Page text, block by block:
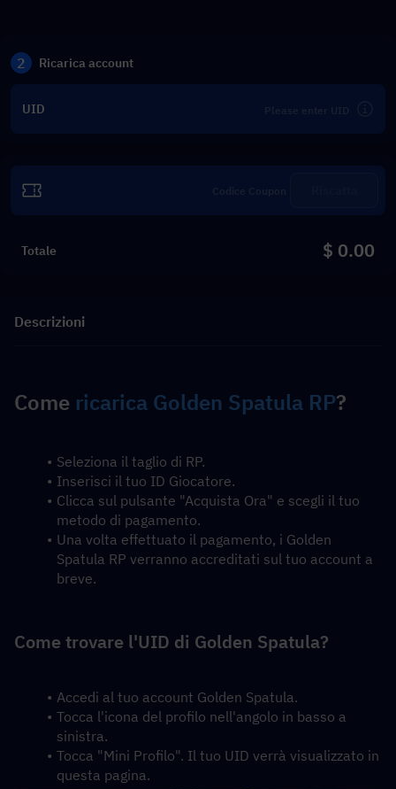
2 Ricarica account
UID
Totale $ 0.00
Descrizioni
Come ricarica Golden Spatula RP?
Seleziona il taglio di RP.
Inserisci il tuo ID Giocatore.
Clicca sul pulsante "Acquista Ora" e scegli il tuo
metodo di pagamento.
Una volta effettuato il pagamento, i Golden
Spatula RP verranno accreditati sul tuo account a
breve.
Come trovare l'UID di Golden Spatula?
Accedi al tuo account Golden Spatula.
Tocca l'icona del profilo nell'angolo in basso a
sinistra.
Tocca "Mini Profilo". Il tuo UID verrà visualizzato in
questa pagina.